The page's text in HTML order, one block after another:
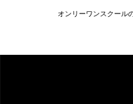
オンリーワンスクール